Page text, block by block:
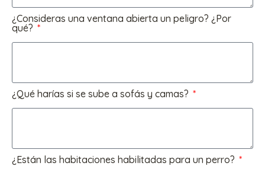
¿Consideras una ventana abierta un peligro? ¿Por
qué?
¿Qué harías si se sube a sofás y camas?
¿Están las habitaciones habilitadas para un perro?